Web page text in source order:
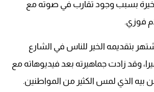
بسبب وجود تقارب في صوته مع
فوزي.
بتقديمه الخير للناس في الشارع
وقد زادت جماهيرته بعد فيديوهاته مع
بيه الذي لمس الكثير من المواطنين.